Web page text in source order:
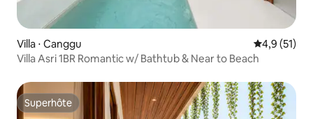
Villa ⋅ Canggu Évaluation
4,9 (51)
Villa Asri 1BR Romantic w/ Bathtub & Near to Beach
Superhôte
Superhôte